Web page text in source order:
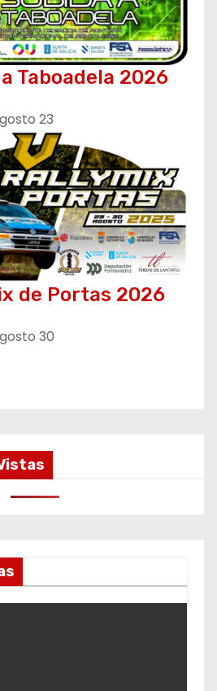
Taboadela 2026
23
de Portas 2026
30